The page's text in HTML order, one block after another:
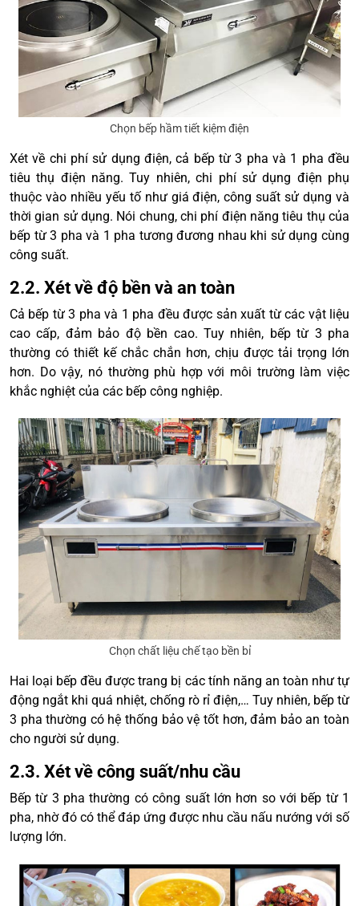
Chọn bếp hầm tiết kiệm điện
Xét về chi phí sử dụng điện, cả bếp từ 3 pha và 1 pha đều
tiêu thụ điện năng. Tuy nhiên, chi phí sử dụng điện phụ
thuộc vào nhiều yếu tố như giá điện, công suất sử dụng và
thời gian sử dụng. Nói chung, chi phí điện năng tiêu thụ của
bếp từ 3 pha và 1 pha tương đương nhau khi sử dụng cùng
công suất.
2.2. Xét về độ bền và an toàn
Cả bếp từ 3 pha và 1 pha đều được sản xuất từ các vật liệu
cao cấp, đảm bảo độ bền cao. Tuy nhiên, bếp từ 3 pha
thường có thiết kế chắc chắn hơn, chịu được tải trọng lớn
hơn. Do vậy, nó thường phù hợp với môi trường làm việc
khắc nghiệt của các bếp công nghiệp.
Chọn chất liệu chế tạo bền bỉ
Hai loại bếp đều được trang bị các tính năng an toàn như tự
động ngắt khi quá nhiệt, chống rò rỉ điện,… Tuy nhiên, bếp từ
3 pha thường có hệ thống bảo vệ tốt hơn, đảm bảo an toàn
cho người sử dụng.
2.3. Xét về công suất/nhu cầu
Bếp từ 3 pha thường có công suất lớn hơn so với bếp từ 1
pha, nhờ đó có thể đáp ứng được nhu cầu nấu nướng với số
lượng lớn.